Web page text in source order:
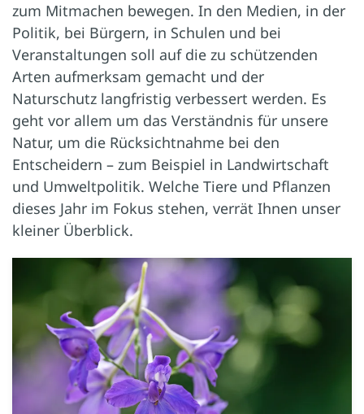
zum Mitmachen bewegen. In den Medien, in der
Politik, bei Bürgern, in Schulen und bei
Veranstaltungen soll auf die zu schützenden
Arten aufmerksam gemacht und der
Naturschutz langfristig verbessert werden. Es
geht vor allem um das Verständnis für unsere
Natur, um die Rücksichtnahme bei den
Entscheidern – zum Beispiel in Landwirtschaft
und Umweltpolitik. Welche Tiere und Pflanzen
dieses Jahr im Fokus stehen, verrät Ihnen unser
kleiner Überblick.